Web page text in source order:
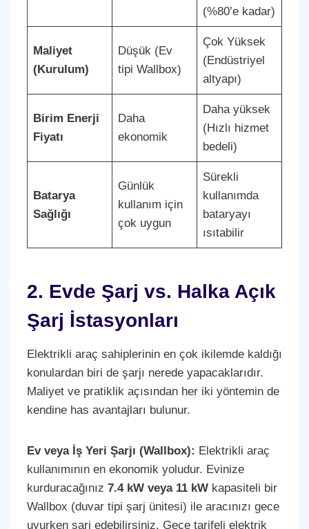
(%80’e kadar)
Maliyet
(Kurulum)
Düşük (Ev
tipi Wallbox)
Çok Yüksek
(Endüstriyel
altyapı)
Birim Enerji
Fiyatı
Daha
ekonomik
Daha yüksek
(Hızlı hizmet
bedeli)
Batarya
Sağlığı
Günlük
kullanım için
çok uygun
Sürekli
kullanımda
bataryayı
ısıtabilir
2. Evde Şarj vs. Halka Açık
Şarj İstasyonları
Elektrikli araç sahiplerinin en çok ikilemde kaldığı
konulardan biri de şarjı nerede yapacaklarıdır.
Maliyet ve pratiklik açısından her iki yöntemin de
kendine has avantajları bulunur.
Ev veya İş Yeri Şarjı (Wallbox): Elektrikli araç
kullanımının en ekonomik yoludur. Evinize
kurduracağınız 7.4 kW veya 11 kWkapasiteli bir
Wallbox (duvar tipi şarj ünitesi) ile aracınızı gece
uyurken şarj edebilirsiniz. Gece tarifeli elektrik